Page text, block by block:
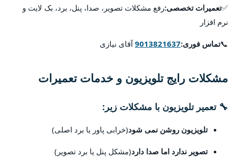
✅تعمیرات تخصصی:رفع مشکلات تصویر، صدا، پنل، برد، بک لایت و
نرم افزار
📞تماس فوری:9013821637آقای نیازی
مشکلات رایج تلویزیون و خدمات تعمیرات
🔧 تعمیر تلویزیون با مشکلات زیر:
تلویزیون روشن نمی شود(خرابی پاور یا برد اصلی)
تصویر ندارد اما صدا دارد(مشکل پنل یا برد تصویر)